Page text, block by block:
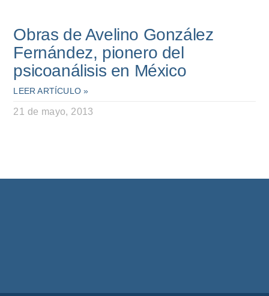
Obras de Avelino González
Fernández, pionero del
psicoanálisis en México
LEER ARTÍCULO »
21 de mayo, 2013